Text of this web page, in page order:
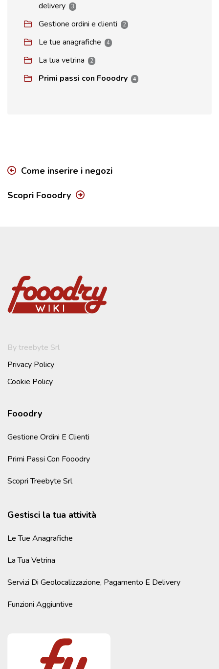
delivery
3
Gestione ordini e clienti 2
Le tue anagrafiche 4
La tua vetrina 2
Primi passi con Fooodry 4
Come inserire i negozi
Scopri Fooodry
By treebyte Srl
Privacy Policy
Cookie Policy
Fooodry
Gestione Ordini E Clienti
Primi Passi Con Fooodry
Scopri Treebyte Srl
Gestisci la tua attività
Le Tue Anagrafiche
La Tua Vetrina
Servizi Di Geolocalizzazione, Pagamento E Delivery
Funzioni Aggiuntive